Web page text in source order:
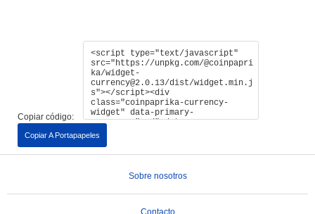
Copiar código:
Copiar A Portapapeles
Sobre nosotros
Contacto